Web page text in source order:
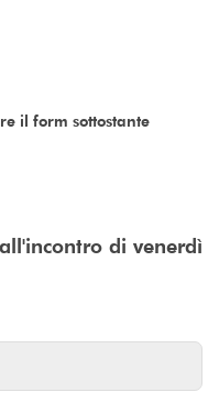
il form sottostante
di venerdì